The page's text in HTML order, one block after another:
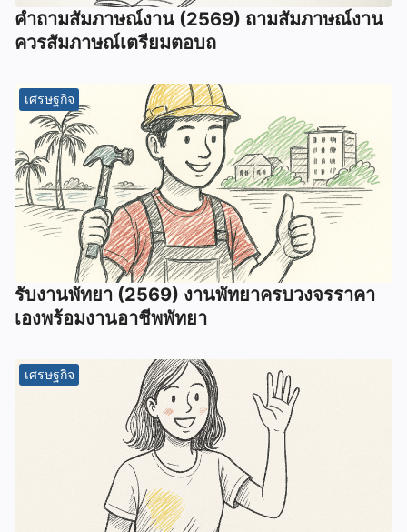
คําถามสัมภาษณ์งาน (2569) ถามสัมภาษณ์งาน
ควรสัมภาษณ์เตรียมตอบถ
เศรษฐกิจ
รับงานพัทยา (2569) ️งานพัทยาครบวงจรราคา
เองพร้อมงานอาชีพพัทยา
เศรษฐกิจ